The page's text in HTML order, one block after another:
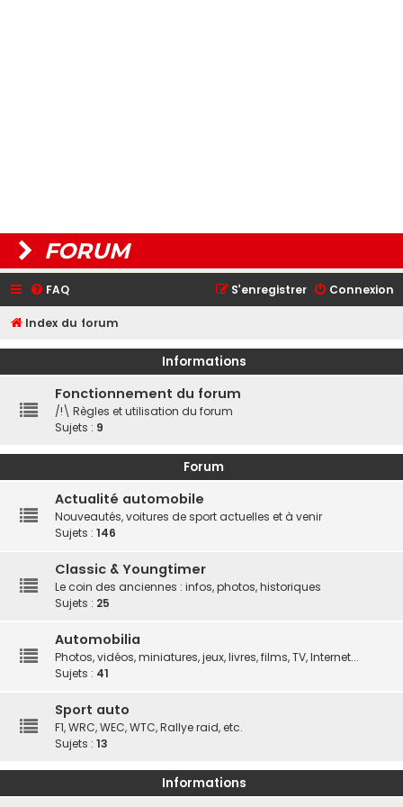
FORUM
FAQ Connexion
S’enregistrer
Index du forum
Informations
Fonctionnement du forum
/!\ Règles et utilisation du forum
Sujets : 9
Forum
Actualité automobile
Nouveautés, voitures de sport actuelles et à venir
Sujets : 146
Classic & Youngtimer
Le coin des anciennes : infos, photos, historiques
Sujets : 25
Automobilia
Photos, vidéos, miniatures, jeux, livres, films, TV, Internet...
Sujets : 41
Sport auto
F1, WRC, WEC, WTC, Rallye raid, etc.
Sujets : 13
Informations